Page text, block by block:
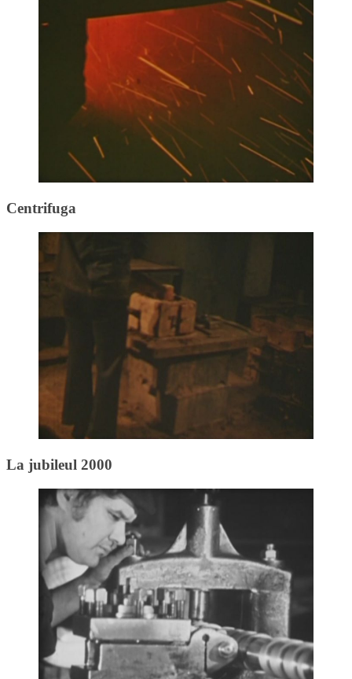
Centrifuga
La jubileul 2000